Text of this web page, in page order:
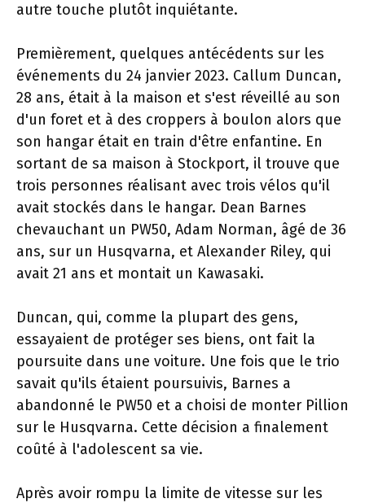
autre touche plutôt inquiétante.
Premièrement, quelques antécédents sur les
événements du 24 janvier 2023. Callum Duncan,
28 ans, était à la maison et s'est réveillé au son
d'un foret et à des croppers à boulon alors que
son hangar était en train d'être enfantine. En
sortant de sa maison à Stockport, il trouve que
trois personnes réalisant avec trois vélos qu'il
avait stockés dans le hangar. Dean Barnes
chevauchant un PW50, Adam Norman, âgé de 36
ans, sur un Husqvarna, et Alexander Riley, qui
avait 21 ans et montait un Kawasaki.
Duncan, qui, comme la plupart des gens,
essayaient de protéger ses biens, ont fait la
poursuite dans une voiture. Une fois que le trio
savait qu'ils étaient poursuivis, Barnes a
abandonné le PW50 et a choisi de monter Pillion
sur le Husqvarna. Cette décision a finalement
coûté à l'adolescent sa vie.
Après avoir rompu la limite de vitesse sur les